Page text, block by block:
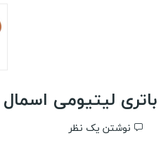
باتری لیتیومی اسمال
نوشتن یک نظر